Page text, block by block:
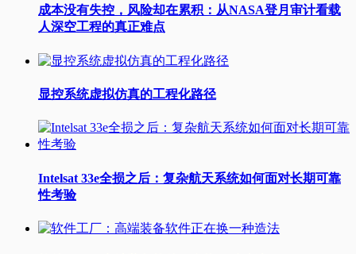
成本没有失控，风险却在累积：从NASA登月审计看载
人深空工程的真正难点
显控系统虚拟仿真的工程化路径
Intelsat 33e全损之后：复杂航天系统如何面对长期可靠
性考验